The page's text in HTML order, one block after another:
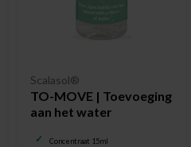
Scalasol®
TO-MOVE | Toevoeging
aan het water
Concentraat 15ml